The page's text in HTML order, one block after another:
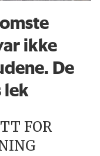
ikke
De
lek
FOR